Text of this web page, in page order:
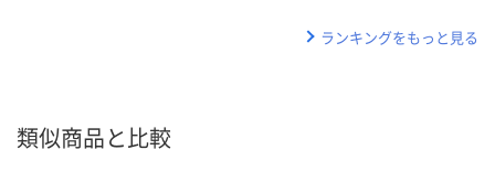
ランキングをもっと見る
類似商品と比較